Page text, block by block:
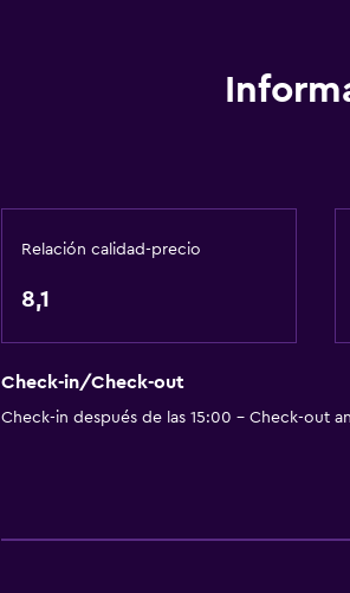
Relación calidad-precio
8,1
Check-in/Check-out
Check-in después de las 15:00 - Check-out